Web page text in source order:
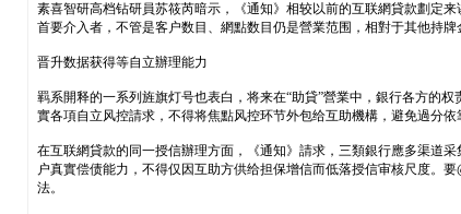
素喜智研高档钻研員苏筱芮暗示，《通知》相较以前的互联網貸款劃定
首要介入者，不管是客户数目、網點数目仍是營業范围，相對于其他持牌
晋升数据获得等自立辦理能力
羁系開释的一系列旌旗灯号也表白，将来在“助貸”營業中，銀行各方的
實各項自立风控請求，不得将焦點风控环节外包给互助機構，避免過分
在互联網貸款的同一授信辦理方面，《通知》請求，三類銀行應多渠道
户真實偿债能力，不得仅因互助方供给担保增信而低落授信审核尺度。
法。